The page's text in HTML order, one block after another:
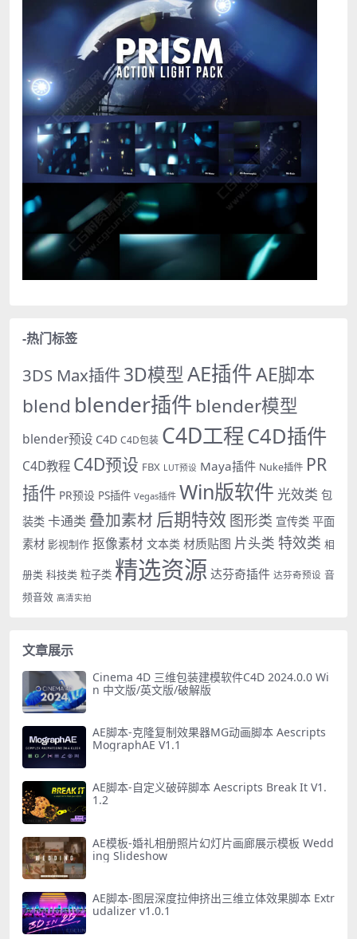
-热门标签
3DS Max插件3D模型AE插件AE脚本
blend blender插件 blender模型
blender预设 C4D C4D包装 C4D工程C4D插件
C4D教程 C4D预设 FBX LUT预设 Maya插件 Nuke插件 PR
插件 PR预设 PS插件 Vegas插件 Win版软件 光效类 包
装类 卡通类 叠加素材 后期特效 图形类 宣传类 平面
素材 影视制作 抠像素材 文本类 材质贴图 片头类 特效类 相
册类 科技类 粒子类 精选资源 达芬奇插件 达芬奇预设 音
频音效 高清实拍
文章展示
Cinema 4D 三维包装建模软件C4D 2024.0.0 Wi
n 中文版/英文版/破解版
AE脚本-克隆复制效果器MG动画脚本 Aescripts
MographAE V1.1
AE脚本-自定义破碎脚本 Aescripts Break It V1.
1.2
AE模板-婚礼相册照片幻灯片画廊展示模板 Wedd
ing Slideshow
AE脚本-图层深度拉伸挤出三维立体效果脚本 Extr
udalizer v1.0.1